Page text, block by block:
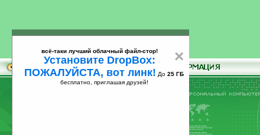
×
всё-таки лучший облачный файл-стор!
Установите DropBox:
ПОЖАЛУЙСТА, вот линк! До 25 ГБ
бесплатно, приглашая друзей!